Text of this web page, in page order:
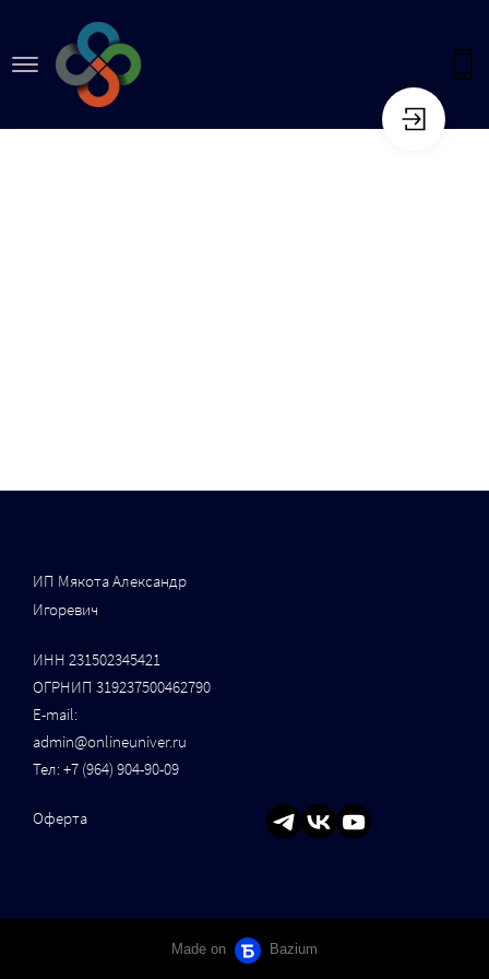
ИП Мякота Александр
Игоревич
ИНН 231502345421
ОГРНИП 319237500462790
Е-mail:
admin@onlineuniver.ru
Тел:+7 (964) 904-90-09
Оферта
Made on Bazium